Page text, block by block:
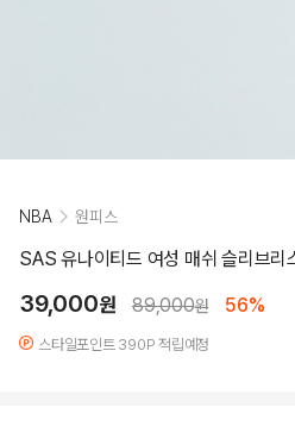
NBA 원피스
SAS 유나이티드 여성 매쉬 슬리브
39,000원 89,000원 56%
스타일포인트 390P 적립예정